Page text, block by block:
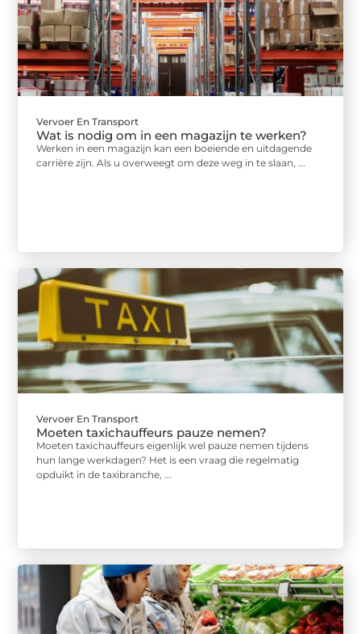
Vervoer En Transport
Wat is nodig om in een magazijn te werken?
Werken in een magazijn kan een boeiende en uitdagende
carrière zijn. Als u overweegt om deze weg in te slaan, ...
Vervoer En Transport
Moeten taxichauffeurs pauze nemen?
Moeten taxichauffeurs eigenlijk wel pauze nemen tijdens
hun lange werkdagen? Het is een vraag die regelmatig
opduikt in de taxibranche, ...